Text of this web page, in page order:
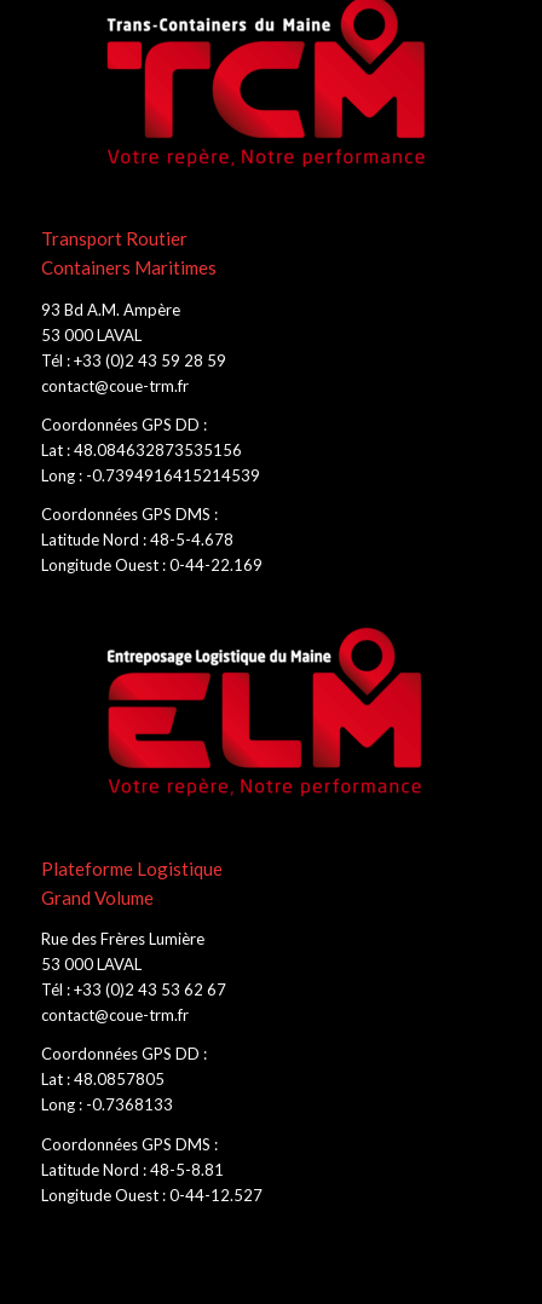
Transport Routier
Containers Maritimes
93 Bd A.M. Ampère
53 000 LAVAL
Tél : +33 (0)2 43 59 28 59
contact@coue-trm.fr
Coordonnées GPS DD :
Lat : 48.084632873535156
Long : -0.7394916415214539
Coordonnées GPS DMS :
Latitude Nord : 48-5-4.678
Longitude Ouest : 0-44-22.169
Plateforme Logistique
Grand Volume
Rue des Frères Lumière
53 000 LAVAL
Tél : +33 (0)2 43 53 62 67
contact@coue-trm.fr
Coordonnées GPS DD :
Lat : 48.0857805
Long : -0.7368133
Coordonnées GPS DMS :
Latitude Nord : 48-5-8.81
Longitude Ouest : 0-44-12.527